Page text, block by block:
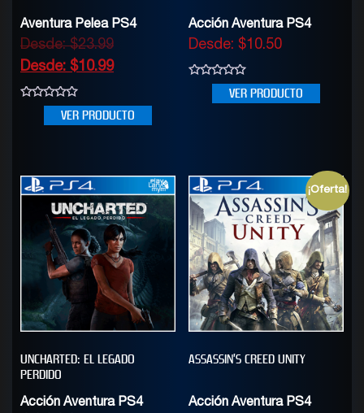
Aventura Pelea PS4
Desde:$23.99
Desde: $10.99
VER PRODUCTO
Acción Aventura PS4
Desde: $10.50
VER PRODUCTO
UNCHARTED: EL LEGADO
PERDIDO
Acción Aventura PS4
¡Oferta!
ASSASSIN’S CREED UNITY
Acción Aventura PS4